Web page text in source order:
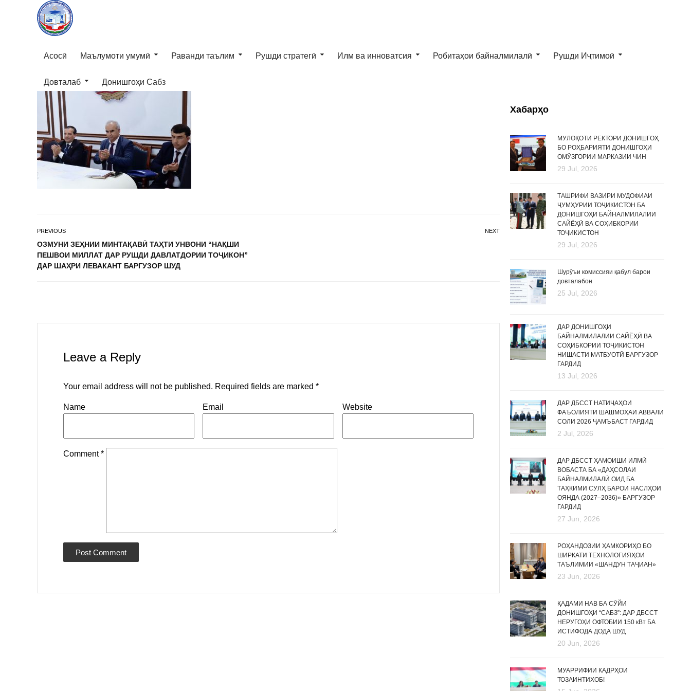
Асосӣ Маълумоти умумӣ Раванди таълим Рушди стратегӣ Илм ва инноватсия Робитаҳои байналмилалӣ Рушди Иҷтимоӣ
Довталаб Донишгоҳи Сабз
PREVIOUS
ОЗМУНИ ЗЕҲНИИ МИНТАҚАВӢ ТАҲТИ УНВОНИ “НАҚШИ
ПЕШВОИ МИЛЛАТ ДАР РУШДИ ДАВЛАТДОРИИ ТОҶИКОН”
ДАР ШАҲРИ ЛЕВАКАНТ БАРГУЗОР ШУД
NEXT
Leave a Reply
Your email address will not be published. Required fields are marked *
Name Email Website
Comment*
Хабарҳо
МУЛОҚОТИ РЕКТОРИ ДОНИШГОҲ
БО РОҲБАРИЯТИ ДОНИШГОҲИ
ОМӮЗГОРИИ МАРКАЗИИ ЧИН
29 Jul, 2026
ТАШРИФИ ВАЗИРИ МУДОФИАИ
ҶУМҲУРИИ ТОҶИКИСТОН БА
ДОНИШГОҲИ БАЙНАЛМИЛАЛИИ
САЙЁҲӢ ВА СОҲИБКОРИИ
ТОҶИКИСТОН
29 Jul, 2026
Шурӯъи комиссияи қабул барои
довталабон
25 Jul, 2026
ДАР ДОНИШГОҲИ
БАЙНАЛМИЛАЛИИ САЙЁҲӢ ВА
СОҲИБКОРИИ ТОҶИКИСТОН
НИШАСТИ МАТБУОТӢ БАРГУЗОР
ГАРДИД
13 Jul, 2026
ДАР ДБССТ НАТИҶАҲОИ
ФАЪОЛИЯТИ ШАШМОҲАИ АВВАЛИ
СОЛИ 2026 ҶАМЪБАСТ ГАРДИД
2 Jul, 2026
ДАР ДБССТ ҲАМОИШИ ИЛМӢ
ВОБАСТА БА «ДАҲСОЛАИ
БАЙНАЛМИЛАЛӢ ОИД БА
ТАҲКИМИ СУЛҲ БАРОИ НАСЛҲОИ
ОЯНДА (2027–2036)» БАРГУЗОР
ГАРДИД
27 Jun, 2026
РОҲАНДОЗИИ ҲАМКОРИҲО БО
ШИРКАТИ ТЕХНОЛОГИЯҲОИ
ТАЪЛИМИИ «ШАНДУН ТАҶИАН»
23 Jun, 2026
ҚАДАМИ НАВ БА СӮЙИ
ДОНИШГОҲИ “САБЗ”: ДАР ДБССТ
НЕРУГОҲИ ОФТОБИИ 150 кВт БА
ИСТИФОДА ДОДА ШУД
20 Jun, 2026
МУАРРИФИИ КАДРҲОИ
ТОЗАИНТИХОБ!